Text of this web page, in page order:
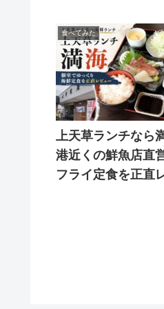
食べてみた
上天草ランチなら
港近くの鮮魚店直
フライ定食を正直